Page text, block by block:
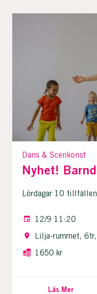
Dans & Scenkonst
Nyhet!
Lördagar 10 tillfällen
12/9 11:20
Lilja-rummet,
1650 kr
Läs Mer